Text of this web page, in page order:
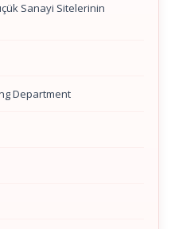
Sanayi Sitelerinin
Department